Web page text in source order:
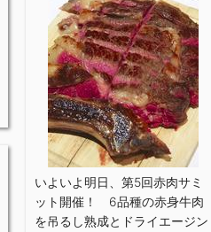
いよいよ明日、第5回赤肉サミ
ット開催！ 6品種の赤身牛肉
を吊るし熟成とドライエージン